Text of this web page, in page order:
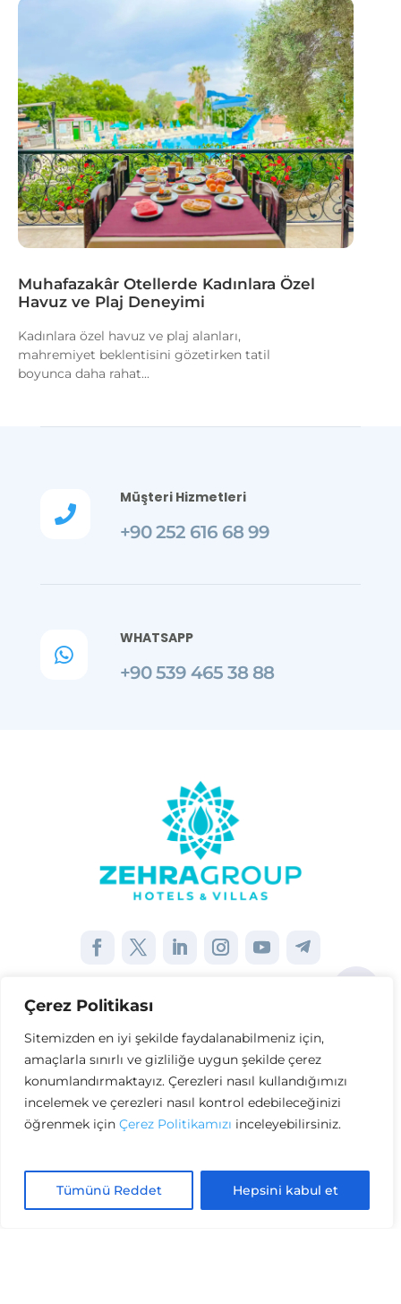
Çerez Politikası
Sitemizden en iyi şekilde faydalanabilmeniz için,
amaçlarla sınırlı ve gizliliğe uygun şekilde çerez
konumlandırmaktayız. Çerezleri nasıl kullandığımızı
incelemek ve çerezleri nasıl kontrol edebileceğinizi
öğrenmek için Çerez Politikamızı inceleyebilirsiniz.
Tümünü Reddet Hepsini kabul et
Muhafazakâr Otellerde Kadınlara Özel
Havuz ve Plaj Deneyimi
Kadınlara özel havuz ve plaj alanları,
mahremiyet beklentisini gözetirken tatil
boyunca daha rahat...

Müşteri Hizmetleri
+90 252 616 68 99

WHATSAPP
+90 539 465 38 88
Sayfalar
Kurumsal
Diğer Bağlantılar
Copyright © Zehra Group. Tüm Hakları